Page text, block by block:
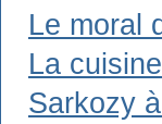
Le moral
La
Sarkozy